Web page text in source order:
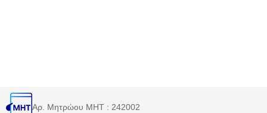
Αρ. Μητρώου MHT : 242002